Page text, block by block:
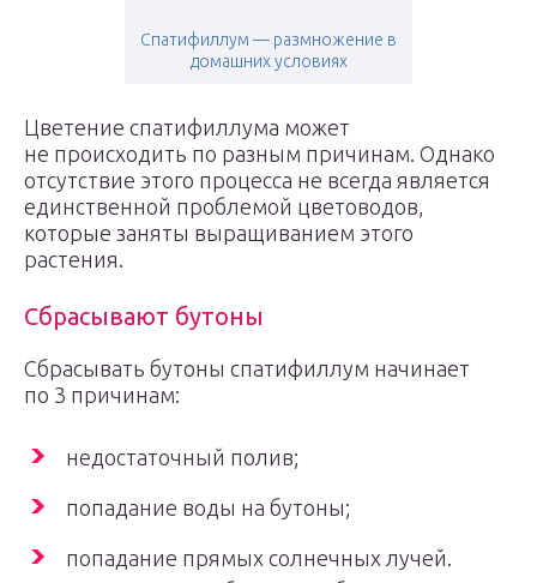
Спатифиллум — размножение в
домашних условиях
Цветение спатифиллума может
не происходить по разным причинам. Однако
отсутствие этого процесса не всегда является
единственной проблемой цветоводов,
которые заняты выращиванием этого
растения.
Сбрасывают бутоны
Сбрасывать бутоны спатифиллум начинает
по 3 причинам:
недостаточный полив;
попадание воды на бутоны;
попадание прямых солнечных лучей.